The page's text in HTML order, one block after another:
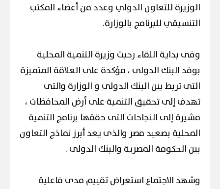
الوزيرة للتعاون الدولي وعدد من أعضاء المكتب
التنسيقي للبرنامج بالوزارة.
وفى بداية اللقاء رحبت وزيرة التنمية المحلية
بوفد البنك الدولى ، مؤكدة على العلاقة المتميزة
التى تربط بين البنك الدولى و الوزارة والتى
تهدف إلى تحقيق التنمية على أرض المحافظات ،
مشيرة إلى النجاحات التى حققها برنامج التنمية
المحلية بصعيد مصر والذى يعد أبرز نماذج التعاون
بين الحكومة المصرية والبنك الدولى .
وشهد الاجتماع استعراض تقييم مدى فاعلية